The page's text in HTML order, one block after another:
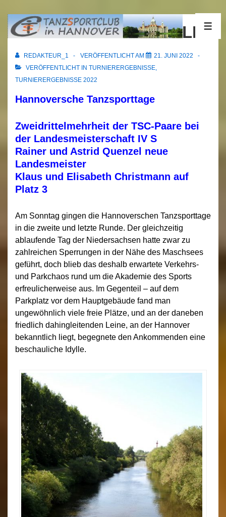
Zum
Inhalt12.06.2022 Hannover LM
REDAKTEUR_1 VERÖFFENTLICHT AM
21. JUNI 2022
VERÖFFENTLICHT IN TURNIERERGEBNISSE,
TURNIERERGEBNISSE 2022
Hannoversche Tanzsporttage
Zweidrittelmehrheit der TSC-Paare bei
der Landesmeisterschaft IV S
Rainer und Astrid Quenzel neue
Landesmeister
Klaus und Elisabeth Christmann auf
Platz 3
Am Sonntag gingen die Hannoverschen Tanzsporttage
in die zweite und letzte Runde. Der gleichzeitig
ablaufende Tag der Niedersachsen hatte zwar zu
zahlreichen Sperrungen in der Nähe des Maschsees
geführt, doch blieb das deshalb erwartete Verkehrs-
und Parkchaos rund um die Akademie des Sports
erfreulicherweise aus. Im Gegenteil – auf dem
Parkplatz vor dem Hauptgebäude fand man
ungewöhnlich viele freie Plätze, und an der daneben
friedlich dahingleitenden Leine, an der Hannover
bekanntlich liegt, begegnete den Ankommenden eine
beschauliche Idylle.